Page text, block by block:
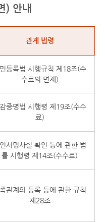
) 안내
관계 법령
등록법 시행규칙 제18조(수
수료의 면제)
증명법 시행령 제19조(수수
료)
서명사실 확인 등에 관한 법
률 시행령 제14조(수수료)
관계의 등록 등에 관한 규칙
제28조